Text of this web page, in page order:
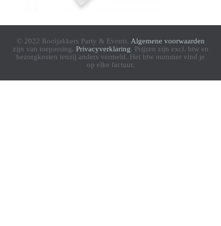
© 2022 Rooijakkers Party & Events. Algemene voorwaarden
zijn van toepassing. Privacyverklaring. Prijzen zijn excl. btw en
bezorgkosten tenzij anders vermeld. Het btw nummer vind je
op elke factuur.